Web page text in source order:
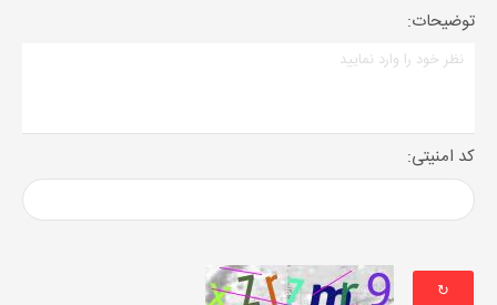
توضیحات:
کد امنیتی:
↻